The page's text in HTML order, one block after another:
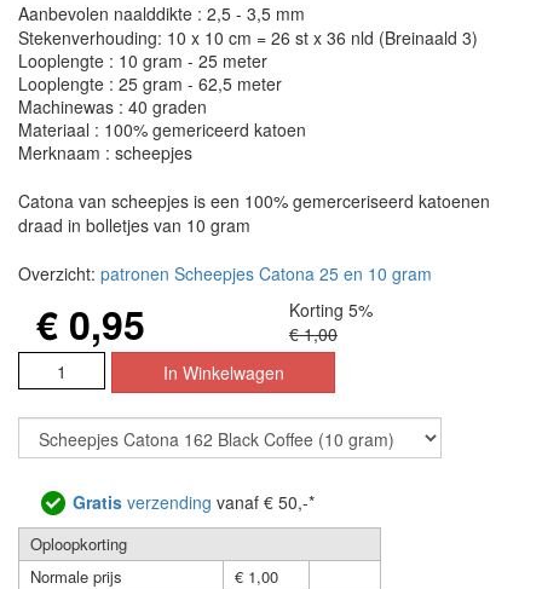
Aanbevolen naalddikte : 2,5 - 3,5 mm
Stekenverhouding: 10 x 10 cm = 26 st x 36 nld (Breinaald 3)
Looplengte : 10 gram - 25 meter
Looplengte : 25 gram - 62,5 meter
Machinewas : 40 graden
Materiaal : 100% gemericeerd katoen
Merknaam : scheepjes
Catona van scheepjes is een 100% gemerceriseerd katoenen
draad in bolletjes van 10 gram
Overzicht: patronen Scheepjes Catona 25 en 10 gram
€ 0,95
Korting 5%
€ 1,00
Gratis verzending vanaf € 50,-*
Oploopkorting
Normale prijs
€ 1,00